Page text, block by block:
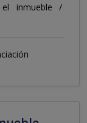
el inmueble /